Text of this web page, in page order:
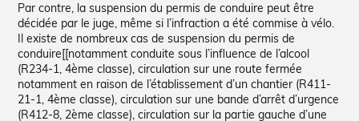
Par contre, la suspension du permis de conduire peut être
décidée par le juge, même si l’infraction a été commise à vélo.
Il existe de nombreux cas de suspension du permis de
conduire[[notamment conduite sous l’influence de l’alcool
(R234-1, 4ème classe), circulation sur une route fermée
notamment en raison de l’établissement d’un chantier (R411-
21-1, 4ème classe), circulation sur une bande d’arrêt d’urgence
(R412-8, 2ème classe), circulation sur la partie gauche d’une